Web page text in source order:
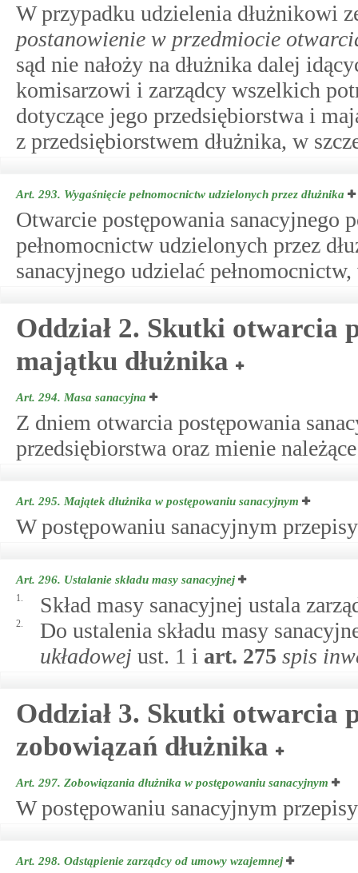
W przypadku udzielenia dłużnikowi
postanowienie w przedmiocie
sąd nie nałoży na dłużnika dalej
komisarzowi i zarządcy wszelkich
dotyczące jego przedsiębiorstwa i
z przedsiębiorstwem dłużnika, w
Art. 293. Wygaśnięcie pełnomocnictw udzielonych przez dłużnika
Otwarcie postępowania sanacyjnego
pełnomocnictw udzielonych przez
sanacyjnego udzielać
Oddział 2. Skutki otwarcia
majątku dłużnika
Art. 294. Masa sanacyjna
Z dniem otwarcia postępowania
przedsiębiorstwa oraz mienie
Art. 295. Majątek dłużnika w postępowaniu sanacyjnym
W postępowaniu sanacyjnym
Art. 296. Ustalanie składu masy sanacyjnej
1. Skład masy sanacyjnej ustala
2.
Do ustalenia składu masy
układowej ust. 1 i art. 275 spis
Oddział 3. Skutki otwarcia
zobowiązań dłużnika
Art. 297. Zobowiązania dłużnika w postępowaniu sanacyjnym
W postępowaniu sanacyjnym
Art. 298. Odstąpienie zarządcy od umowy wzajemnej